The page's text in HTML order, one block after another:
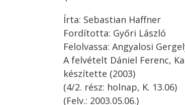
Írta: Sebastian Haffner
Fordította: Győri László
Felolvassa: Angyalosi
A felvételt Dániel Ferenc,
készítette (2003)
(4/2. rész: holnap, K. 13.06)
(Felv.: 2003.05.06.)